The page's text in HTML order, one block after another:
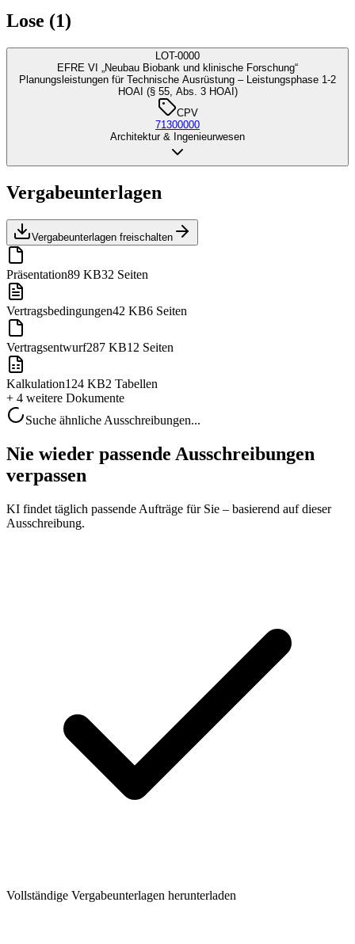
Lose (1)
LOT-0000
EFRE VI „Neubau Biobank und klinische Forschung“
Planungsleistungen für Technische Ausrüstung – Leistungsphase 1-2
HOAI (§ 55, Abs. 3 HOAI)
CPV
71300000
Architektur & Ingenieurwesen
Vergabeunterlagen
Vergabeunterlagen freischalten
Präsentation89 KB32 Seiten
Vertragsbedingungen42 KB6 Seiten
Vertragsentwurf287 KB12 Seiten
Kalkulation124 KB2 Tabellen
+ 4 weitere Dokumente
Suche ähnliche Ausschreibungen...
Nie wieder passende Ausschreibungen
verpassen
KI findet täglich passende Aufträge für Sie – basierend auf dieser
Ausschreibung.
Vollständige Vergabeunterlagen herunterladen